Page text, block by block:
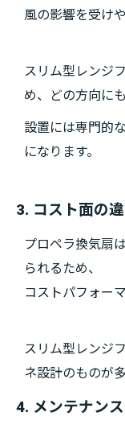
風の影響を受け
スリム型レンジ
め、どの方向に
設置には専門的
になります。
3. コスト面の
プロペラ換気扇
られるため、
コストパフォー
スリム型レンジ
ネ設計のものが
4. メンテナン